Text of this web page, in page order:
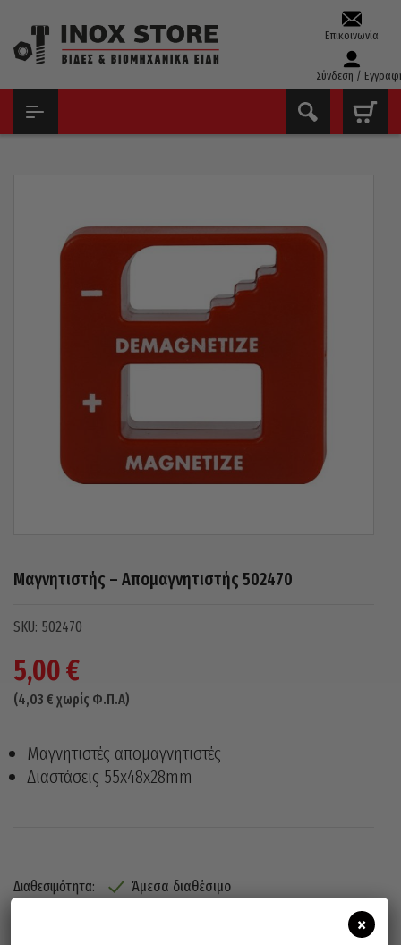
Επικοινωνία
Σύνδεση /
Μαγνητιστής – Απομαγνητιστής 502470
502470
5,00€
(4,03 € χωρίς Φ.Π.Α)
Μαγνητιστές απομαγνητιστές
Διαστάσεις 55x48x28mm
Διαθεσιμότητα: Άμεσα διαθέσιμο
×